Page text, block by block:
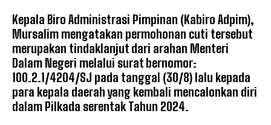
Kepala Biro Administrasi Pimpinan (Kabiro Adpim),
Mursalim mengatakan permohonan cuti tersebut
merupakan tindaklanjut dari arahan Menteri
Dalam Negeri melalui surat bernomor:
100.2.1/4204/SJ pada tanggal (30/8) lalu kepada
para kepala daerah yang kembali mencalonkan diri
dalam Pilkada serentak Tahun 2024.